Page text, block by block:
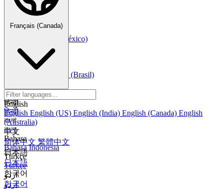
Español
Español (México)
Italiano
Italiano
Português
Português (Brasil)
العربية
हिन्दी
हिन्दी
বাংলা
বাংলা
Bahasa
Bahasa Indonesia
Türkçe
Türkçe
اردو
اردو
Français (Canada)
English
English English (US) English (India) English (Canada) English
(Australia)
中文
简体中文 繁體中文
日本語
日本語
한국어
한국어